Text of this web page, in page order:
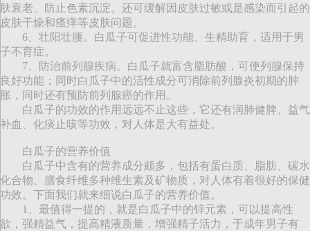
肤衰老、防止色素沉淀。还可缓解因皮肤过敏或是感染而引起的
皮肤干燥和瘙痒等皮肤问题。
6、壮阳壮腰。白瓜子可促进性功能、生精助育，适用于男
子不育症。
7、防治前列腺疾病。白瓜子就富含脂肪酸，可使列腺保持
良好功能；同时白瓜子中的活性成分可消除前列腺炎初期的肿
胀，同时还有预防前列腺癌的作用。
白瓜子的功效的作用远远不止这些，它还有润肺健脾、益气
补血、化痰止咳等功效，对人体是大有益处。
白瓜子的营养价值
白瓜子中含有的营养成分颇多，包括有蛋白质、脂肪、碳水
化合物、膳食纤维多种维生素及矿物质，对人体有着很好的保健
功效。下面我们就来细说白瓜子的营养价值。
1、最值得一提的，就是白瓜子中的锌元素，可以提高性
欲，强精益气，提高精液质量，增强精子活力，于成年男子有